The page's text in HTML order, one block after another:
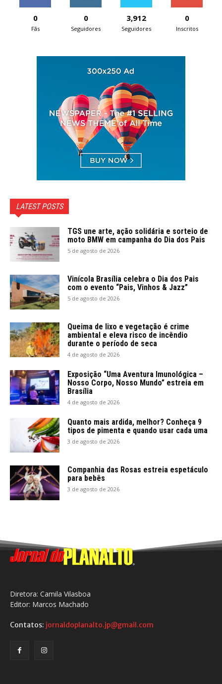
0
Fãs
0
Seguidores
3,912
Seguidores
0
Inscritos
LATEST POSTS
TGS une arte, ação solidária e sorteio de
moto BMW em campanha do Dia dos Pais
5 de agosto de 2026
Vinícola Brasília celebra o Dia dos Pais
com o evento “Pais, Vinhos & Jazz”
5 de agosto de 2026
Queima de lixo e vegetação é crime
ambiental e eleva risco de incêndio
durante o período de seca
4 de agosto de 2026
Exposição “Uma Aventura Imunológica –
Nosso Corpo, Nosso Mundo” estreia em
Brasília
4 de agosto de 2026
Quanto mais ardida, melhor? Conheça 9
tipos de pimenta e quando usar cada uma
3 de agosto de 2026
Companhia das Rosas estreia espetáculo
para bebês
3 de agosto de 2026
Diretora: Camila Vilasboa
Editor: Marcos Machado
Contatos: jornaldoplanalto.jp@gmail.com